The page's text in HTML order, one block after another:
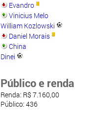
Evandro
Vinicius Melo
William Kozlowski
Daniel Morais
China
Dinei
Público e renda
Renda: R$ 7.160,00
Público: 436